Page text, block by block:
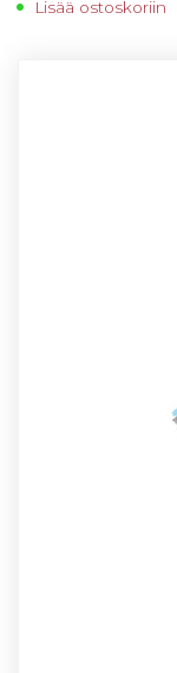
Lisää ostoskoriin